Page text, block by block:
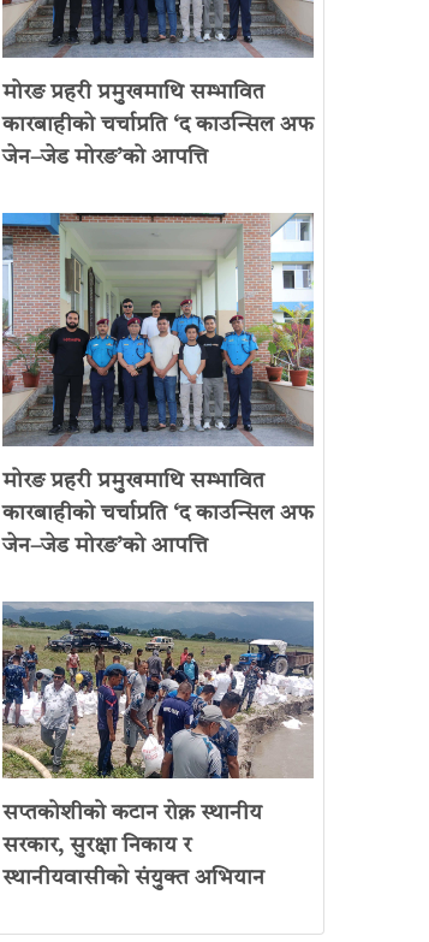
मोरङ प्रहरी प्रमुखमाथि सम्भावित
कारबाहीको चर्चाप्रति ‘द काउन्सिल अफ
जेन–जेड मोरङ’को आपत्ति
मोरङ प्रहरी प्रमुखमाथि सम्भावित
कारबाहीको चर्चाप्रति ‘द काउन्सिल अफ
जेन–जेड मोरङ’को आपत्ति
सप्तकोशीको कटान रोक्न स्थानीय
सरकार, सुरक्षा निकाय र
स्थानीयवासीको संयुक्त अभियान